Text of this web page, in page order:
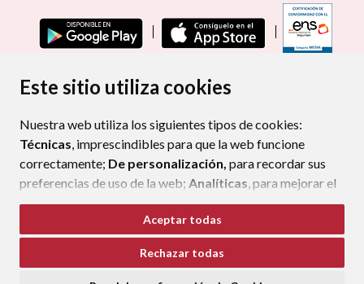
Este sitio utiliza cookies
Nuestra web utiliza los siguientes tipos de cookies:
Técnicas, imprescindibles para que la web funcione
correctamente; De personalización, para recordar sus
preferencias de uso de la web; Analíticas, para mejorar el
funcionamiento de la web y sus servicios.
Si acepta pulsando el botón“Aceptar todas”
consideramos que acepta su uso. Si pulsa el botón
Aceptar todas
Rechazar todas